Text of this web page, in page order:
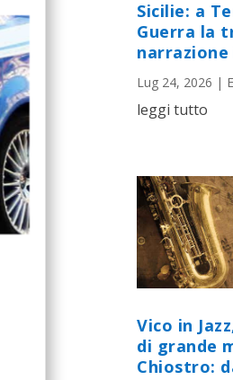
Sicilie: a
Guerra la
Lug 24, 2026 |
leggi tutto
Vico in
di grande
Chiostro: